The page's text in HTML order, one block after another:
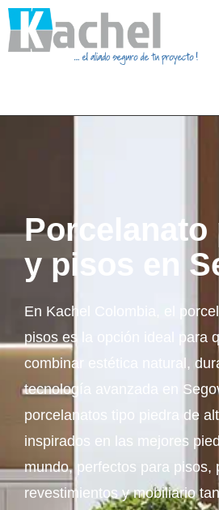
Porcelanato
y pisos en
En Kachel Colombia, el
pisos es la opción ideal para
combinar estética natural,
tecnología avanzada en
porcelanatos tipo piedra de
inspirados en las mejores
mundo, perfectos para pisos,
revestimientos y mobiliario